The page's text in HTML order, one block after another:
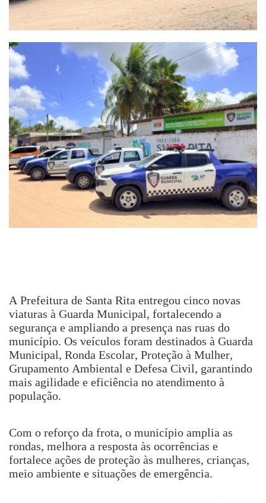
A Prefeitura de Santa Rita entregou cinco novas
viaturas à Guarda Municipal, fortalecendo a
segurança e ampliando a presença nas ruas do
município. Os veículos foram destinados à Guarda
Municipal, Ronda Escolar, Proteção à Mulher,
Grupamento Ambiental e Defesa Civil, garantindo
mais agilidade e eficiência no atendimento à
população.
Com o reforço da frota, o município amplia as
rondas, melhora a resposta às ocorrências e
fortalece ações de proteção às mulheres, crianças,
meio ambiente e situações de emergência.